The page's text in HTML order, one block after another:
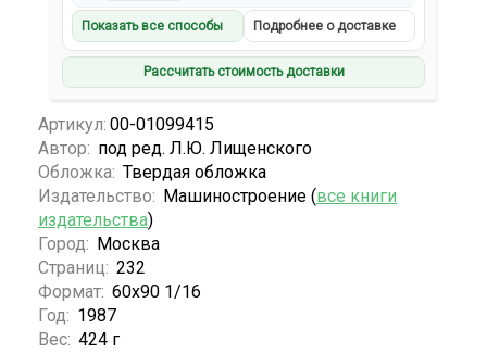
Показать все способы Подробнее о доставке
Рассчитать стоимость доставки
Артикул: 00-01099415
Автор: под ред. Л.Ю. Лищенского
Обложка: Твердая обложка
Издательство: Машиностроение (все книги
издательства)
Город: Москва
Страниц: 232
Формат: 60х90 1/16
Год: 1987
Вес: 424 г